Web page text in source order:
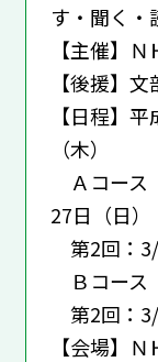
す・聞く・
【主催】
【後援】
【日程】
（木）
Ａコース
27日（日）
第2回：3/
Ｂコース
第2回：3/
【会場】